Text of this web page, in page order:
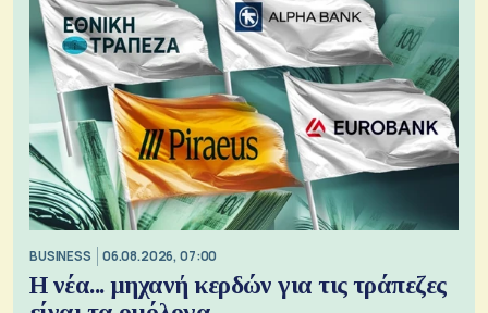
BUSINESS 06.08.2026, 07:00
Η νέα... μηχανή κερδών για τις τράπεζες